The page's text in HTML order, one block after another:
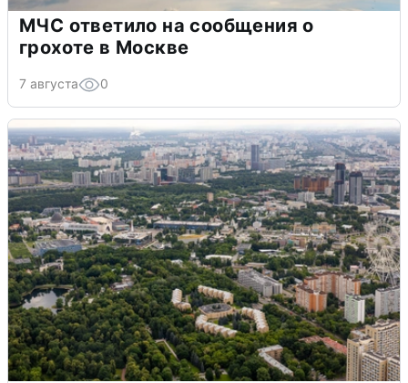
МЧС ответило на сообщения о
грохоте в Москве
7 августа 0